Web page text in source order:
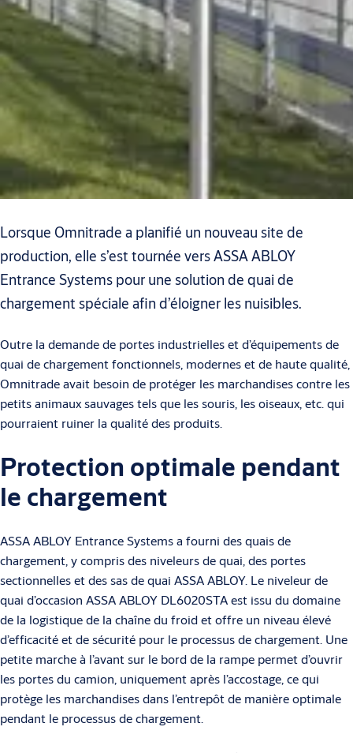
Lorsque Omnitrade a planifié un nouveau site de
production, elle s’est tournée vers ASSA ABLOY
Entrance Systems pour une solution de quai de
chargement spéciale afin d’éloigner les nuisibles.
Outre la demande de portes industrielles et d’équipements de
quai de chargement fonctionnels, modernes et de haute qualité,
Omnitrade avait besoin de protéger les marchandises contre les
petits animaux sauvages tels que les souris, les oiseaux, etc. qui
pourraient ruiner la qualité des produits.
Protection optimale pendant
le chargement
ASSA ABLOY Entrance Systems a fourni des quais de
chargement, y compris des niveleurs de quai, des portes
sectionnelles et des sas de quai ASSA ABLOY. Le niveleur de
quai d’occasion ASSA ABLOY DL6020STA est issu du domaine
de la logistique de la chaîne du froid et offre un niveau élevé
d’efficacité et de sécurité pour le processus de chargement. Une
petite marche à l’avant sur le bord de la rampe permet d’ouvrir
les portes du camion, uniquement après l’accostage, ce qui
protège les marchandises dans l’entrepôt de manière optimale
pendant le processus de chargement.